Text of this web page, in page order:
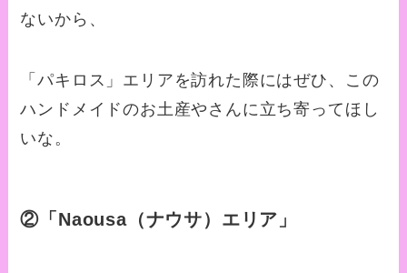
ないから、
「パキロス」エリアを訪れた際にはぜひ、この
ハンドメイドのお土産やさんに立ち寄ってほし
いな。
②「Naousa（ナウサ）エリア」